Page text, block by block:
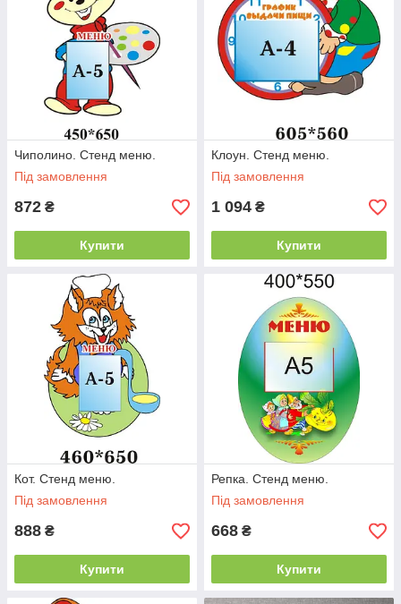
Чиполино. Стенд меню.
Під замовлення
872 ₴
Купити
Клоун. Стенд меню.
Під замовлення
1 094 ₴
Купити
Кот. Стенд меню.
Під замовлення
888 ₴
Купити
Репка. Стенд меню.
Під замовлення
668 ₴
Купити